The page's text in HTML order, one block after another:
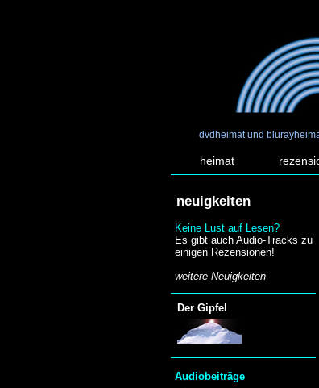
dvdheimat und
heimat
neuigkeiten
Keine Lust auf Lesen?
Es gibt auch Audio-Tracks zu
einigen Rezensionen!
weitere Neuigkeiten
Der Gipfel
Audiobeiträge